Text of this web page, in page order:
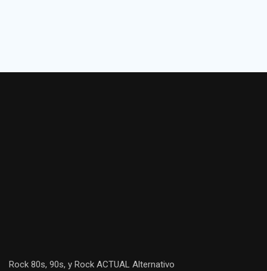
Rock 80s, 90s, y Rock ACTUAL Alternativo